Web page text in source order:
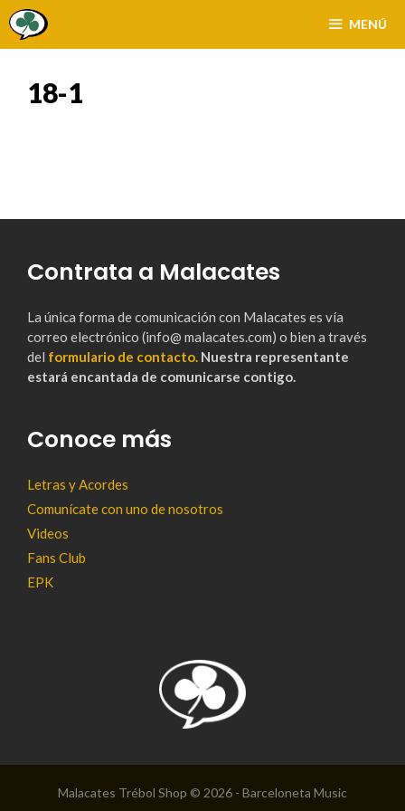
Saltar
MENÚ
18-1
Contrata a Malacates
La única forma de comunicación con Malacates es vía
correo electrónico (info@ malacates.com) o bien a través
del formulario de contacto. Nuestra representante
estará encantada de comunicarse contigo.
Conoce más
Letras y Acordes
Comunícate con uno de nosotros
Videos
Fans Club
EPK
Malacates Trébol Shop © 2026 - Barceloneta Music